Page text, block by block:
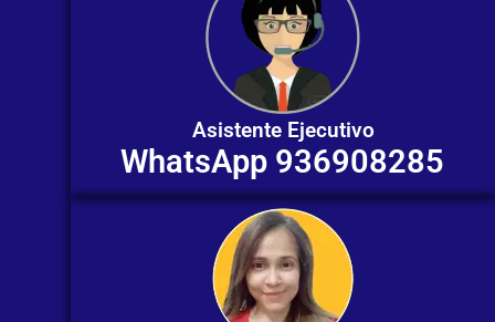
Asistente Ejecutivo
WhatsApp 936908285